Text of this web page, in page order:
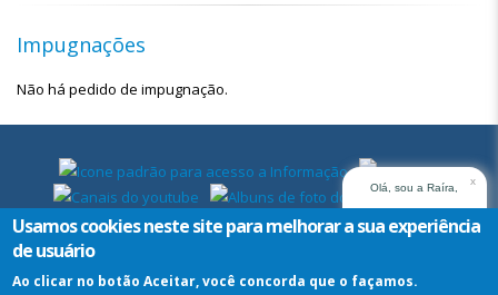
Impugnações
Não há pedido de impugnação.
Olá, sou a Raíra,
assistente virtual do
TRT14. Em que posso
x
Usamos cookies neste site para melhorar a sua experiência
de usuário
Ao clicar no botão Aceitar, você concorda que o façamos.